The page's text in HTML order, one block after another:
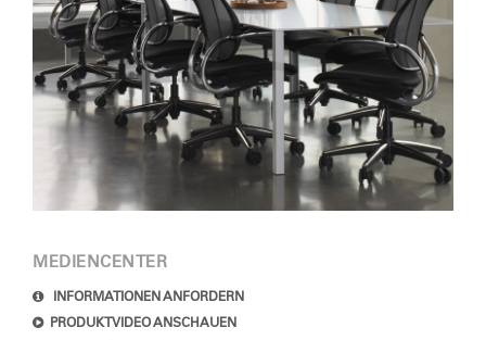
MEDIENCENTER
INFORMATIONEN ANFORDERN
PRODUKTVIDEO ANSCHAUEN